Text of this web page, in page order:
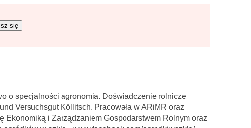
się
o specjalności agronomia. Doświadczenie rolnicze
Versuchsgut Köllitsch. Pracowała w ARiMR oraz
Ekonomiką i Zarządzaniem Gospodarstwem Rolnym oraz